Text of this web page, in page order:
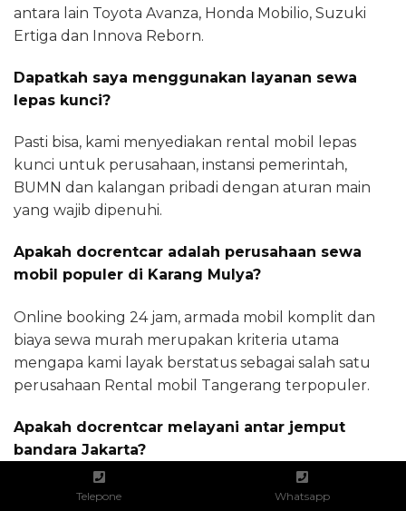
antara lain Toyota Avanza, Honda Mobilio, Suzuki
Ertiga dan Innova Reborn.
Dapatkah saya menggunakan layanan sewa
lepas kunci?
Pasti bisa, kami menyediakan rental mobil lepas
kunci untuk perusahaan, instansi pemerintah,
BUMN dan kalangan pribadi dengan aturan main
yang wajib dipenuhi.
Apakah docrentcar adalah perusahaan sewa
mobil populer di Karang Mulya?
Online booking 24 jam, armada mobil komplit dan
biaya sewa murah merupakan kriteria utama
mengapa kami layak berstatus sebagai salah satu
perusahaan Rental mobil Tangerang terpopuler.
Apakah docrentcar melayani antar jemput
bandara Jakarta?
Anda dapat memilih tipe mobil yang sesuai untuk
Telepone Whatsapp